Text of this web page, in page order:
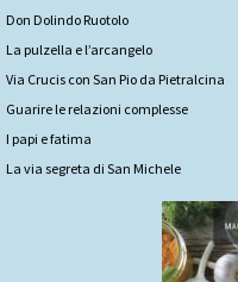
Don Dolindo Ruotolo
La pulzella e l’arcangelo
Via Crucis con San Pio da Pietralcina
Guarire le relazioni complesse
I papi e fatima
La via segreta di San Michele